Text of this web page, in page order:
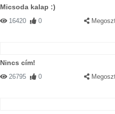
Micsoda kalap :)
16420 0
Nincs cím!
26795 0